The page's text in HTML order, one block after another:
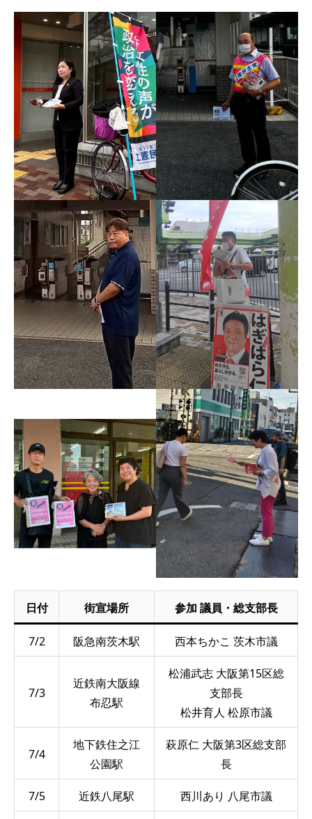
日付 街宣場所 参加 議員・総支部長
7/2 阪急南茨木駅 西本ちかこ 茨木市議
7/3
近鉄南大阪線
布忍駅
松浦武志 大阪第15区総
支部長
松井育人 松原市議
7/4
地下鉄住之江
公園駅
萩原仁 大阪第3区総支部
長
7/5 近鉄八尾駅 西川あり 八尾市議